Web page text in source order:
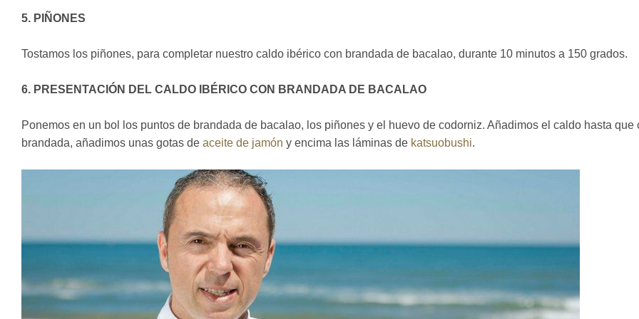
5. PIÑONES
Tostamos los piñones, para completar nuestro caldo ibérico con brandada de bacalao, durante 10 minutos a 150 grados.
6. PRESENTACIÓN DEL CALDO IBÉRICO CON BRANDADA DE BACALAO
Ponemos en un bol los puntos de brandada de bacalao, los piñones y el huevo de codorniz. Añadimos el caldo hasta que
brandada, añadimos unas gotas de aceite de jamón y encima las láminas de katsuobushi.